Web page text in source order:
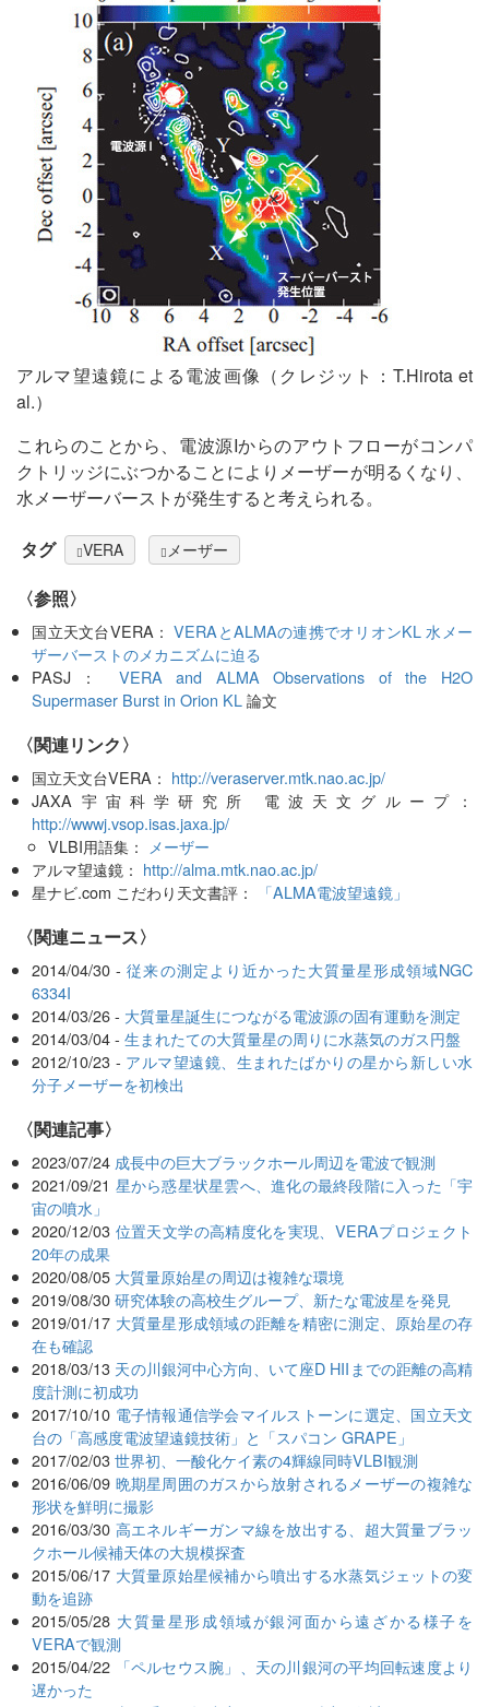
アルマ望遠鏡による電波画像（クレジット：T.Hirota et
al.）
これらのことから、電波源Iからのアウトフローがコンパ
クトリッジにぶつかることによりメーザーが明るくなり、
水メーザーバーストが発生すると考えられる。
タグ VERA メーザー
〈参照〉
国立天文台VERA：VERAとALMAの連携でオリオンKL 水メー
ザーバーストのメカニズムに迫る
PASJ： VERA and ALMA Observations of the H2O
Supermaser Burst in Orion KL 論文
〈関連リンク〉
国立天文台VERA： http://veraserver.mtk.nao.ac.jp/
JAXA宇宙科学研究所 電波天文グループ：
http://wwwj.vsop.isas.jaxa.jp/
VLBI用語集：
メーザー
アルマ望遠鏡： http://alma.mtk.nao.ac.jp/
星ナビ.com こだわり天文書評：
「ALMA電波望遠鏡」
〈関連ニュース〉
2014/04/30 -従来の測定より近かった大質量星形成領域NGC
6334I
2014/03/26 - 大質量星誕生につながる電波源の固有運動を測定
2014/03/04 -生まれたての大質量星の周りに水蒸気のガス円盤
2012/10/23 - アルマ望遠鏡、生まれたばかりの星から新しい水
分子メーザーを初検出
関連記事
2023/07/24 成長中の巨大ブラックホール周辺を電波で観測
2021/09/21 星から惑星状星雲へ、進化の最終段階に入った「宇
宙の噴水」
2020/12/03 位置天文学の高精度化を実現、VERAプロジェクト
20年の成果
2020/08/05 大質量原始星の周辺は複雑な環境
2019/08/30 研究体験の高校生グループ、新たな電波星を発見
2019/01/17 大質量星形成領域の距離を精密に測定、原始星の存
在も確認
2018/03/13 天の川銀河中心方向、いて座D HIIまでの距離の高精
度計測に初成功
2017/10/10 電子情報通信学会マイルストーンに選定、国立天文
台の「高感度電波望遠鏡技術」と「スパコン GRAPE」
2017/02/03 世界初、一酸化ケイ素の4輝線同時VLBI観測
2016/06/09 晩期星周囲のガスから放射されるメーザーの複雑な
形状を鮮明に撮影
2016/03/30 高エネルギーガンマ線を放出する、超大質量ブラッ
クホール候補天体の大規模探査
2015/06/17 大質量原始星候補から噴出する水蒸気ジェットの変
動を追跡
2015/05/28 大質量星形成領域が銀河面から遠ざかる様子を
VERAで観測
2015/04/22
「ペルセウス腕」、天の川銀河の平均回転速度より
遅かった